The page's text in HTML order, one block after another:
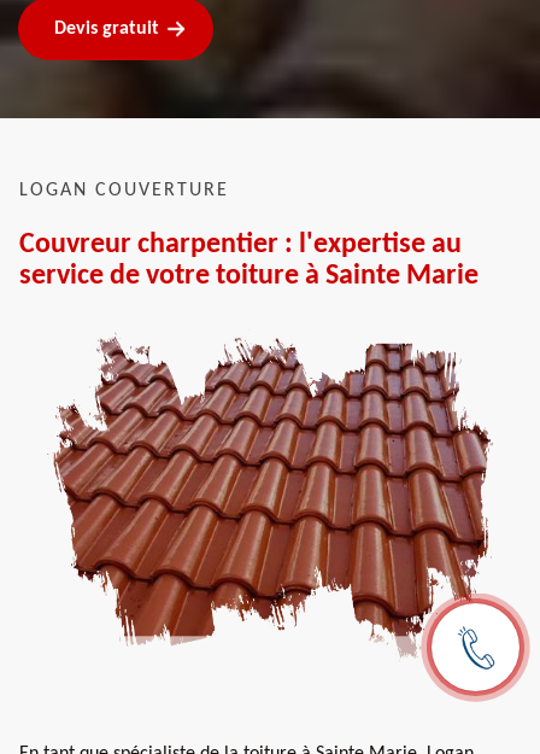
Devis gratuit
LOGAN COUVERTURE
Couvreur charpentier : l'expertise au
service de votre toiture à Sainte Marie